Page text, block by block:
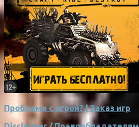
Проблема с игрой? | Заказ игр